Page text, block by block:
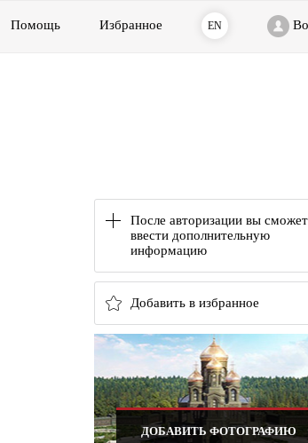
Помощь Избранное EN
После авторизации вы
ввести дополнительную
информацию
Добавить в избранное
ДОБАВИТЬ ФОТОГРАФИЮ